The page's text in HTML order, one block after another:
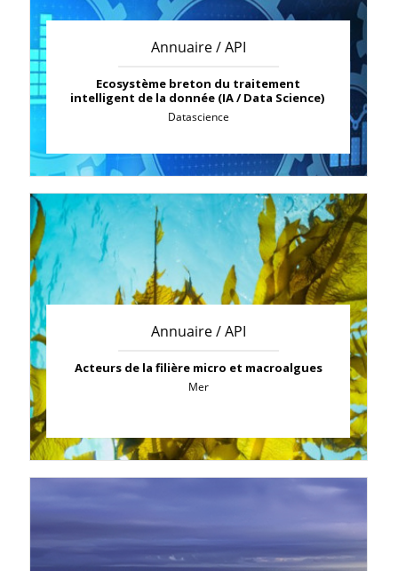
Annuaire / API
Ecosystème breton du traitement
intelligent de la donnée (IA / Data Science)
Datascience
Annuaire / API
Acteurs de la filière micro et macroalgues
Mer